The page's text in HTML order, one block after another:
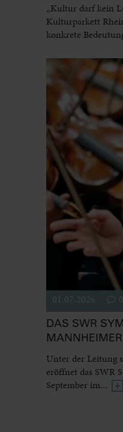
„Kultur darf kein
Kulturparkett
konkrete
01.07.2026 0
DAS SWR
Unter der Leitung
eröffnet das SWR
September im...